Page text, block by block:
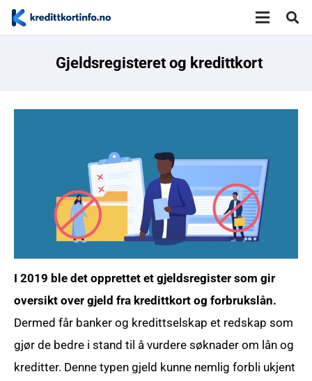
Gjeldsregisteret og kredittkort
I 2019 ble det opprettet et gjeldsregister som gir
oversikt over gjeld fra kredittkort og forbrukslån.
Dermed får banker og kredittselskap et redskap som
gjør de bedre i stand til å vurdere søknader om lån og
kreditter. Denne typen gjeld kunne nemlig forbli ukjent